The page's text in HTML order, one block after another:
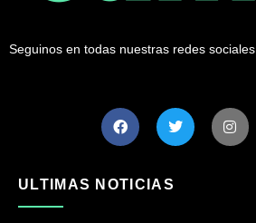
Seguinos en todas nuestras redes sociales
ULTIMAS NOTICIAS